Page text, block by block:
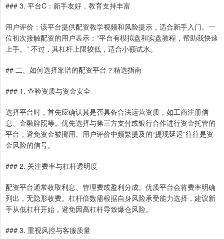
### 3. 平台C：新手友好，教育支持丰富
用户评价：该平台提供配资教学视频和风险提示，适合新手入门。一
位初次接触配资的用户表示：“平台有模拟盘和实盘教程，帮助我快速
上手。” 不过，其杠杆上限较低，适合小额试水。
## 二、如何选择靠谱的配资平台？精选指南
### 1. 查验资质与资金安全
选择平台时，首先应确认其是否具备合法运营资质，如工商注册信
息、金融牌照等。优先选择与第三方支付或银行合作进行资金托管的
平台，避免资金被挪用。用户评价中频繁提及的“提现延迟”往往是资
金风险的信号。
### 2. 关注费率与杠杆透明度
配资平台通常收取利息、管理费或盈利分成。优质平台会将费率明确
列出，无隐形收费。杠杆倍数需根据自身风险承受能力选择，建议新
手从低杠杆开始，避免因高杠杆导致爆仓风险。
### 3. 重视风控与客服质量